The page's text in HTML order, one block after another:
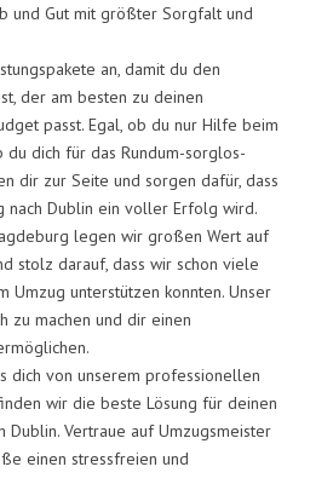
und Gut mit größter Sorgfalt und
an, damit du den
der am besten zu deinen
passt. Egal, ob du nur Hilfe beim
dich für das Rundum-sorglos-
dir zur Seite und sorgen dafür, dass
nach Dublin ein voller Erfolg wird.
legen wir großen Wert auf
stolz darauf, dass wir schon viele
Umzug unterstützen konnten. Unser
zu machen und dir einen
dich von unserem professionellen
wir die beste Lösung für deinen
Dublin. Vertraue auf Umzugsmeister
einen stressfreien und